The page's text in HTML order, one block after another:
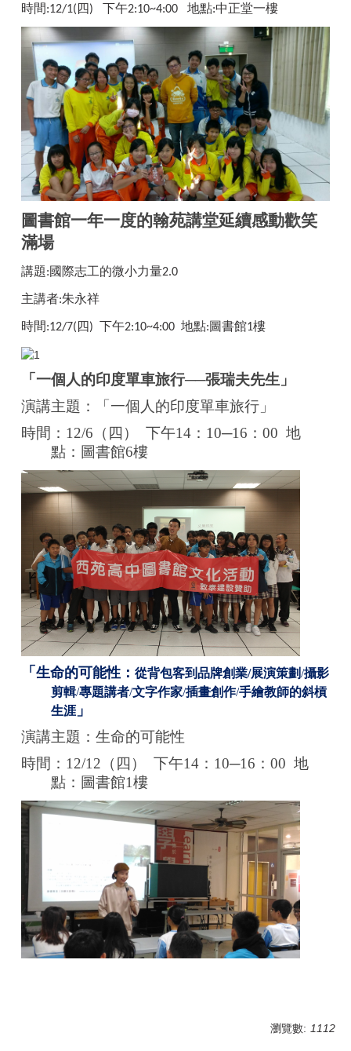
時間:12/1( 四) 下午2:10~4:00 地點:中正堂一樓
圖書館一年一度的翰苑講堂延續感動歡笑
滿場
講題:國際志工的微小力量2.0
主講者:朱永祥
時間:12/7( 四) 下午2:10~4:00 地點:圖書館1樓
「一個人的印度單車旅行──張瑞夫先生」
演講主題：「一個人的印度單車旅行」
時間：12/6（四） 下午14：10─16：00 地
點：圖書館6樓
「 生命的可能性： 從背包客到品牌創業/展演策劃/攝影
剪輯/專題講者/文字作家/插畫創作/手繪教師的斜槓
生涯」
演講主題：生命的可能性
時間：12/12（四） 下午14：10─16：00 地
點：圖書館1樓
瀏覽數: 1112